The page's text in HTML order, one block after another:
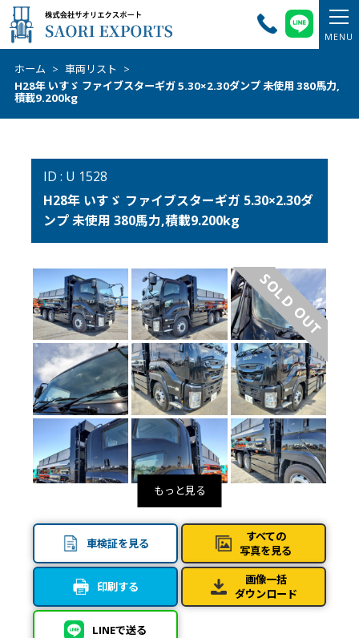
ホーム > 車両リスト >
H28年 いすゞ ファイブスターギガ 5.30×2.30ダンプ 未使用 380馬力,
積載9.200kg
ID : U 1528
H28年 いすゞ ファイブスターギガ 5.30×2.30ダ
ンプ 未使用 380馬力,積載9.200kg
SOLD OUT
車検証を見る
印刷する
LINEで送る
すべての
写真を見る
画像一括
ダウンロード